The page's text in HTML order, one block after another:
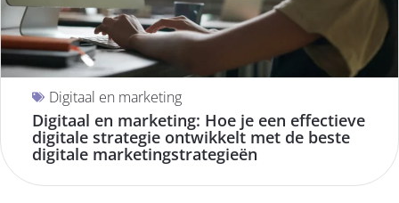
Digitaal en marketing
Digitaal en marketing: Hoe je een effectieve
digitale strategie ontwikkelt met de beste
digitale marketingstrategieën